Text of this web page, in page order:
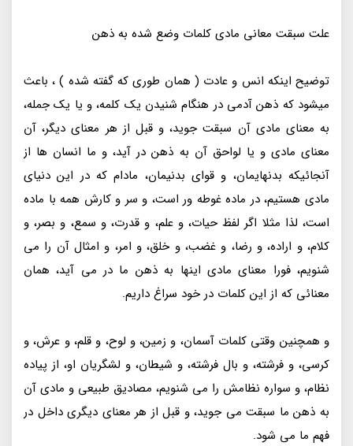
علت سبقت معانی مادی کلمات وضع شده به ذهن
توضیح اینکه انس و عادت ( همان طوری که گفته شده ) ، باعث
میشود که ذهن آدمی در هنگام شنیدن یک کلمه، و یا یک جمله،
به معنای مادی آن سبقت جوید، و قبل از هر معنای دیگر، آن
معنای مادی و یا لواحق آن به ذهن در آید، و ما انسان ها از
آنجائیکه بدنهایمان، و قوای بدنیمان، مادام که در این دنیای
مادی هستیم، در ماده غوطه ور است، و سر و کارش همه با ماده
است، لذا مثلا اگر لفظ حیات، و علم، و قدرت، و سمع، و بصر، و
کلام، و اراده، و رضا، و غضب، و خلق، و امر، و امثال آن را می
شنویم، فورا معنای مادی اینها به ذهن ما در می آید، همان
معنائی که از این کلمات در خود سراغ داریم.
و همچنین وقتی کلمات آسمان، و زمین، و لوح، و قلم، و عرش، و
کرسی، و فرشته، و بال فرشته، و شیطان، و لشگریان او، از پیاده
نظام، و سواره نظامش را می شنویم، مصادیق طبیعی و مادی آن
به ذهن ما سبقت می جوید، و قبل از هر معنای دیگری داخل در
فهم ما می شود.